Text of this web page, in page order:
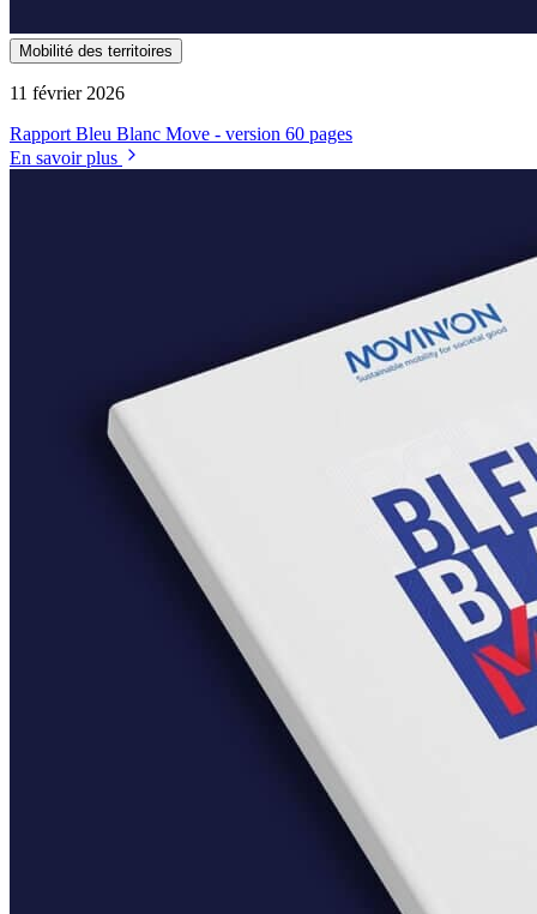
Mobilité des territoires
11 février 2026
Rapport Bleu Blanc Move - version 60 pages
En savoir plus